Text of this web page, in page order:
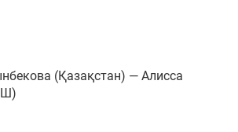
(Қазақстан) — Алисса